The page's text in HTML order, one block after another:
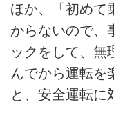
ほか、「初めて
からないので、
ックをして、無
んでから運転を
と、安全運転に